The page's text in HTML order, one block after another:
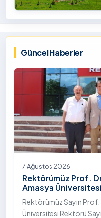
İçin
Tıklayınız
Güncel Haberler
7 Ağustos 2026
Rektörümüz Prof.
Amasya
Rektörümüz Sayın
Üniversitesi Rektörü